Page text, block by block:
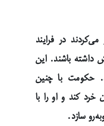
می‌کردند در فرایند
داشته باشند. این
حکومت با چنین
کند و او را با
سازد.